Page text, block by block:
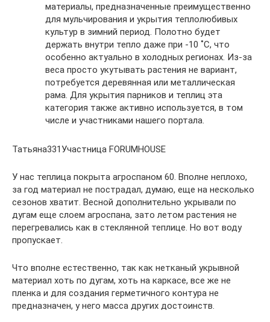
материалы, предназначенные преимущественно
для мульчирования и укрытия теплолюбивых
культур в зимний период. Полотно будет
держать внутри тепло даже при -10 ˚С, что
особенно актуально в холодных регионах. Из-за
веса просто укутывать растения не вариант,
потребуется деревянная или металлическая
рама. Для укрытия парников и теплиц эта
категория также активно используется, в том
числе и участниками нашего портала.
Татьяна331Участница FORUMHOUSE
У нас теплица покрыта агроспаном 60. Вполне неплохо,
за год материал не пострадал, думаю, еще на несколько
сезонов хватит. Весной дополнительно укрывали по
дугам еще слоем агроспана, зато летом растения не
перегревались как в стеклянной теплице. Но вот воду
пропускает.
Что вполне естественно, так как нетканый укрывной
материал хоть по дугам, хоть на каркасе, все же не
пленка и для создания герметичного контура не
предназначен, у него масса других достоинств.